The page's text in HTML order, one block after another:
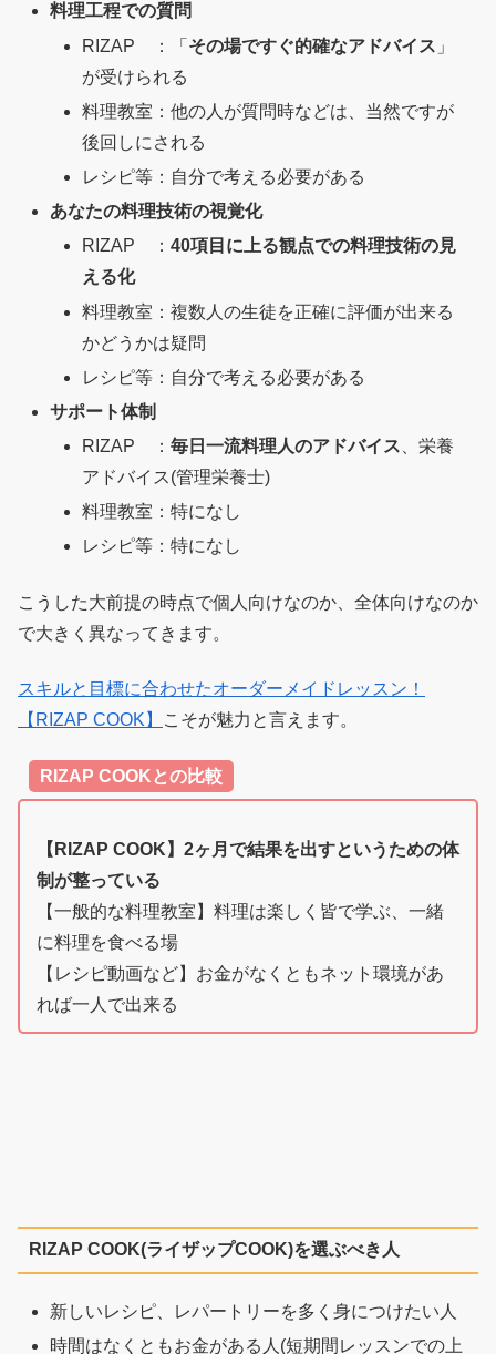
料理工程での質問
RIZAP ：「 その場ですぐ的確なアドバイス 」
が受けられる
料理教室：他の人が質問時などは、当然ですが
後回しにされる
レシピ等：自分で考える必要がある
あなたの料理技術の視覚化
RIZAP ：40項目に上る観点での料理技術の見
える化
料理教室：複数人の生徒を正確に評価が出来る
かどうかは疑問
レシピ等：自分で考える必要がある
サポート体制
RIZAP ：毎日一流料理人のアドバイス 、栄養
アドバイス(管理栄養士)
料理教室：特になし
レシピ等：特になし
こうした大前提の時点で個人向けなのか、全体向けなのか
で大きく異なってきます。
スキルと目標に合わせたオーダーメイドレッスン！
【RIZAP COOK】
こそが魅力と言えます。
RIZAP COOKとの比較
【RIZAP COOK】2ヶ月で結果を出すというための体
制が整っている
【一般的な料理教室】料理は楽しく皆で学ぶ、一緒
に料理を食べる場
【レシピ動画など】お金がなくともネット環境があ
れば一人で出来る
RIZAP COOK(ライザップCOOK)を選ぶべき人
新しいレシピ、レパートリーを多く身につけたい人
時間はなくともお金がある人(短期間レッスンでの上